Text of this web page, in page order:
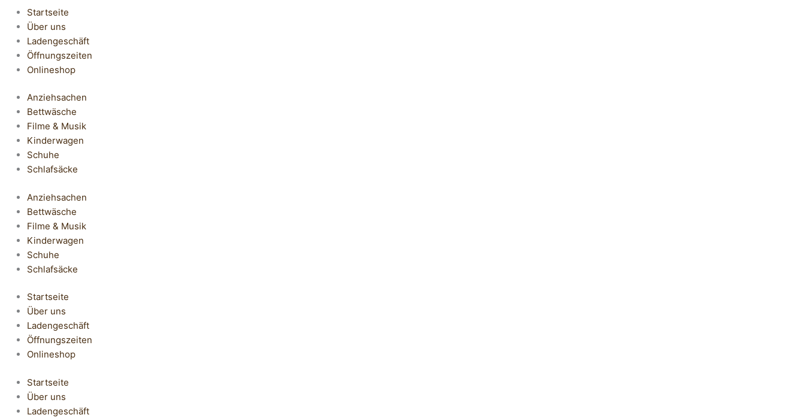
Startseite
Über uns
Ladengeschäft
Öffnungszeiten
Onlineshop
Anziehsachen
Bettwäsche
Filme & Musik
Kinderwagen
Schuhe
Schlafsäcke
Anziehsachen
Bettwäsche
Filme & Musik
Kinderwagen
Schuhe
Schlafsäcke
Startseite
Über uns
Ladengeschäft
Öffnungszeiten
Onlineshop
Startseite
Über uns
Ladengeschäft